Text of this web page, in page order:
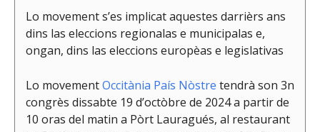
Lo movement s’es implicat aquestes darrièrs ans
dins las eleccions regionalas e municipalas e,
ongan, dins las eleccions europèas e legislativas
Lo movementOccitània País Nòstre tendrà son 3n
congrès dissabte 19 d’octòbre de 2024 a partir de
10 oras del matin a Pòrt Lauragués, al restaurant